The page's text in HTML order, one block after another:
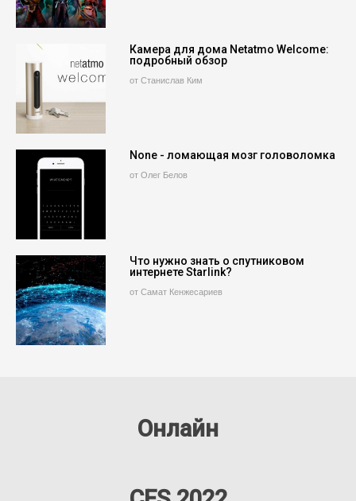
Камера для дома Netatmo Welcome:
подробный обзор
от Станислав Ким
None - ломающая мозг головоломка
от Олег Белов
Что нужно знать о спутниковом
интернете Starlink?
от Самат Кенжесариев
Онлайн